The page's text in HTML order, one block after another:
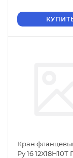
Кран
Ру 16 12Х18Н10Т